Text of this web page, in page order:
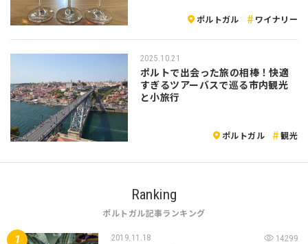
ポルトガル ワイナリー
2025.10.21
ポルトで出会った旅の相棒！快適
すぎるツアーバスで巡る市内観光
と小旅行
ポルトガル 観光
Ranking
ポルトガル記事ランキング
2019.11.18 14299